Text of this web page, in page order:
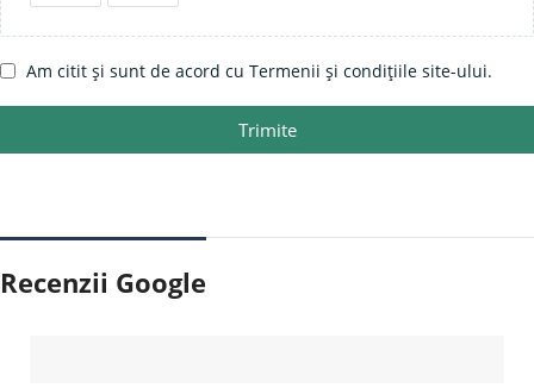
Am citit și sunt de acord cu Termenii și condițiile site-ului.
Trimite
Recenzii Google